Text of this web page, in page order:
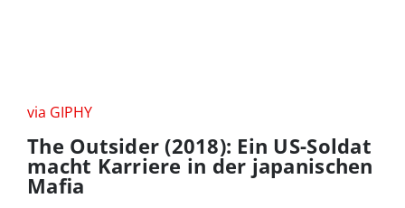
via GIPHY
The Outsider (2018): Ein US-Soldat
macht Karriere in der japanischen
Mafia